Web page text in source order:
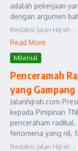
adalah pekerjaan
dengan argumen
Redaksi Jalan Hijrah
Read More
Milenial
Penceramah
yang
Jalanhijrah.com-
kepada Pimpinan
penceraham
fenomena yang riil,
Redaksi Jalan Hijrah